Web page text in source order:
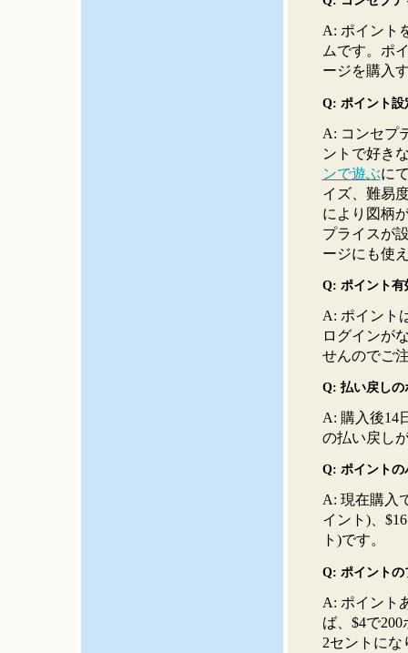
A: ポイント
ムです。ポ
ージを購入
Q: ポイント設
A: コンセプ
ントで好き
ンで遊ぶに
イズ、難易
により図柄
プライスが
ージにも使
Q: ポイント有
A: ポイント
ログインが
せんのでご
Q: 払い戻しの
A: 購入後14
の払い戻し
Q: ポイントの
A: 現在購入
イント)、
ト)です。
Q: ポイントの
A: ポイント
ば、$4で
2セントにな